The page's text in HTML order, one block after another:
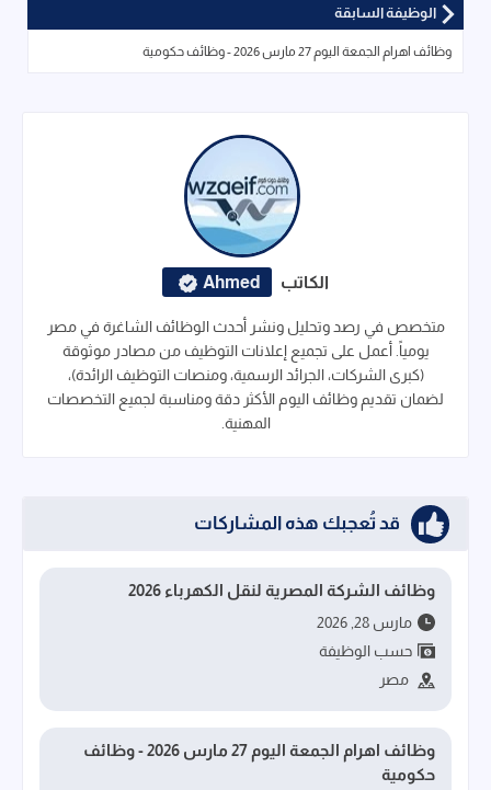
الوظيفة السابقة
وظائف اهرام الجمعة اليوم 27 مارس 2026 - وظائف حكومية
الكاتب Ahmed
متخصص في رصد وتحليل ونشر أحدث الوظائف الشاغرة في مصر
يومياً. أعمل على تجميع إعلانات التوظيف من مصادر موثوقة
(كبرى الشركات، الجرائد الرسمية، ومنصات التوظيف الرائدة)،
لضمان تقديم وظائف اليوم الأكثر دقة ومناسبة لجميع التخصصات
المهنية.
قد تُعجبك هذه المشاركات
وظائف الشركة المصرية لنقل الكهرباء 2026
مارس 28, 2026
حسب الوظيفة
مصر
وظائف اهرام الجمعة اليوم 27 مارس 2026 - وظائف
حكومية